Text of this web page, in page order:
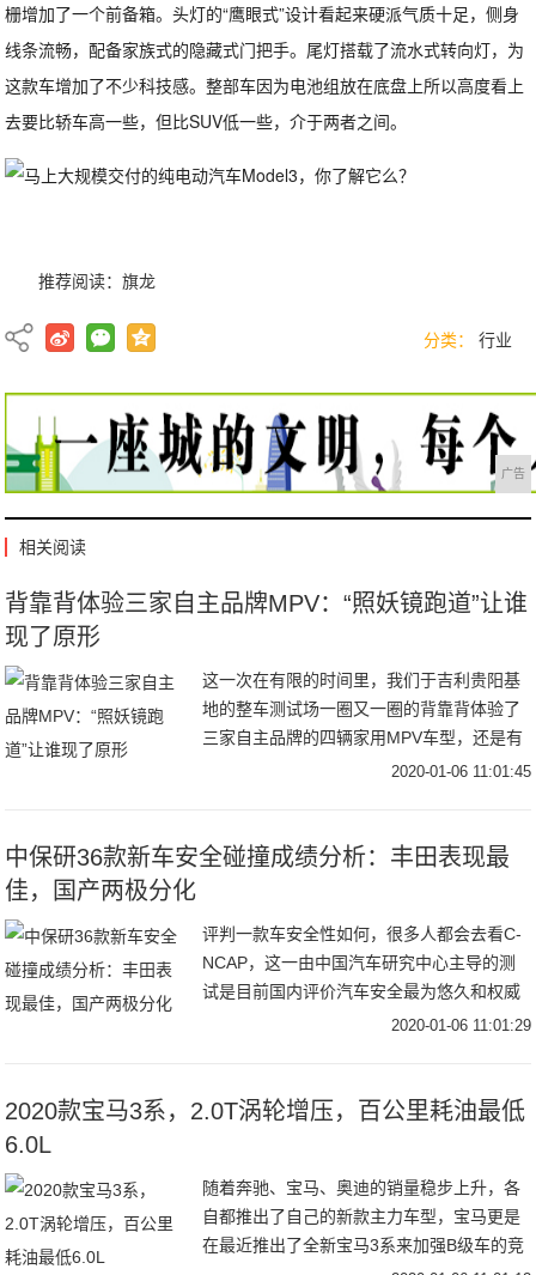
栅增加了一个前备箱。头灯的“鹰眼式”设计看起来硬派气质十足，侧身
线条流畅，配备家族式的隐藏式门把手。尾灯搭载了流水式转向灯，为
这款车增加了不少科技感。整部车因为电池组放在底盘上所以高度看上
去要比轿车高一些，但比SUV低一些，介于两者之间。
推荐阅读：旗龙
分类： 行业
广告
相关阅读
背靠背体验三家自主品牌MPV：“照妖镜跑道”让谁
现了原形
这一次在有限的时间里，我们于吉利贵阳基
地的整车测试场一圈又一圈的背靠背体验了
三家自主品牌的四辆家用MPV车型，还是有
一些有意思的地方。尽管大家能够一眼看穿
2020-01-06 11:01:45
中保研36款新车安全碰撞成绩分析：丰田表现最
佳，国产两极分化
评判一款车安全性如何，很多人都会去看C-
NCAP，这一由中国汽车研究中心主导的测
试是目前国内评价汽车安全最为悠久和权威
的评测。不过，虽然C-NCAP历史悠久，但
2020-01-06 11:01:29
2020款宝马3系，2.0T涡轮增压，百公里耗油最低
6.0L
随着奔驰、宝马、奥迪的销量稳步上升，各
自都推出了自己的新款主力车型，宝马更是
在最近推出了全新宝马3系来加强B级车的竞